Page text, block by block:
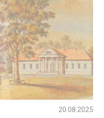
20.08.2025